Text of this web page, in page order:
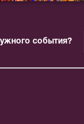
события?